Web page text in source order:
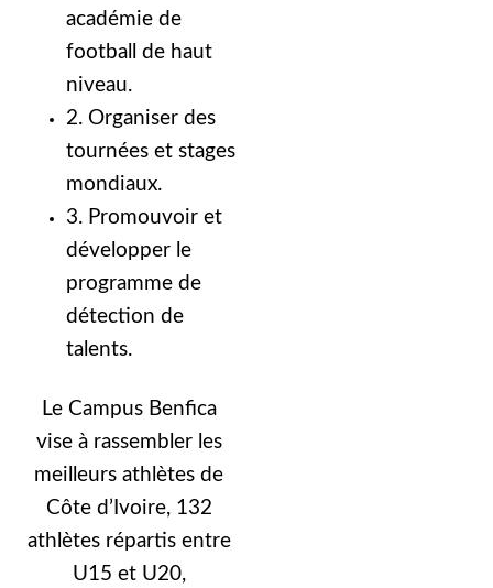
académie de
football de haut
niveau.
2. Organiser des
tournées et stages
mondiaux.
3. Promouvoir et
développer le
programme de
détection de
talents.
Le Campus Benfica
vise à rassembler les
meilleurs athlètes de
Côte d’Ivoire, 132
athlètes répartis entre
U15 et U20,